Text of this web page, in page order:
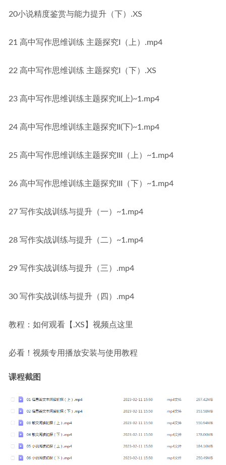
20小说精度鉴赏与能力提升（下）.XS
21 高中写作思维训练 主题探究I（上）.mp4
22 高中写作思维训练 主题探究I（下）.XS
23 高中写作思维训练主题探究II(上)~1.mp4
24 高中写作思维训练主题探究II(下)~1.mp4
25 高中写作思维训练主题探究III（上）~1.mp4
26 高中写作思维训练主题探究III（下）~1.mp4
27 写作实战训练与提升（一）~1.mp4
28 写作实战训练与提升（二）~1.mp4
29 写作实战训练与提升（三）.mp4
30 写作实战训练与提升（四）.mp4
教程：如何观看【.XS】视频点这里
必看！视频专用播放安装与使用教程
课程截图